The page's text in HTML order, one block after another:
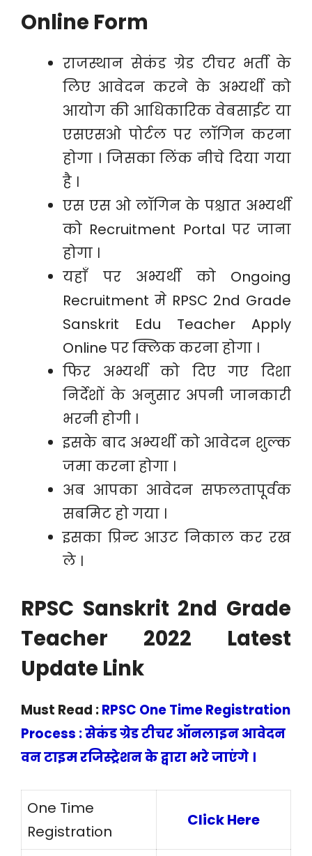
Online Form
राजस्थान सेकंड ग्रेड टीचर भर्ती के
लिए आवेदन करने के अभ्यर्थी को
आयोग की आधिकारिक वेबसाईट या
एसएसओ पोर्टल पर लॉगिन करना
होगा । जिसका लिंक नीचे दिया गया
है ।
एस एस ओ लॉगिन के पश्चात अभ्यर्थी
को Recruitment Portal पर जाना
होगा ।
यहाँ पर अभ्यर्थी को Ongoing
Recruitment मे RPSC 2nd Grade
Sanskrit Edu Teacher Apply
Online पर क्लिक करना होगा ।
फिर अभ्यर्थी को दिए गए दिशा
निर्देशों के अनुसार अपनी जानकारी
भरनी होगी ।
इसके बाद अभ्यर्थी को आवेदन शुल्क
जमा करना होगा ।
अब आपका आवेदन सफलतापूर्वक
सबमिट हो गया ।
इसका प्रिन्ट आउट निकाल कर रख
ले ।
RPSC Sanskrit 2nd Grade
Teacher 2022 Latest
Update Link
Must Read :RPSC One Time Registration
Process : सेकंड ग्रेड टीचर ऑनलाइन आवेदन
वन टाइम रजिस्ट्रेशन के द्वारा भरे जाएंगे ।
One Time
Registration
Click Here